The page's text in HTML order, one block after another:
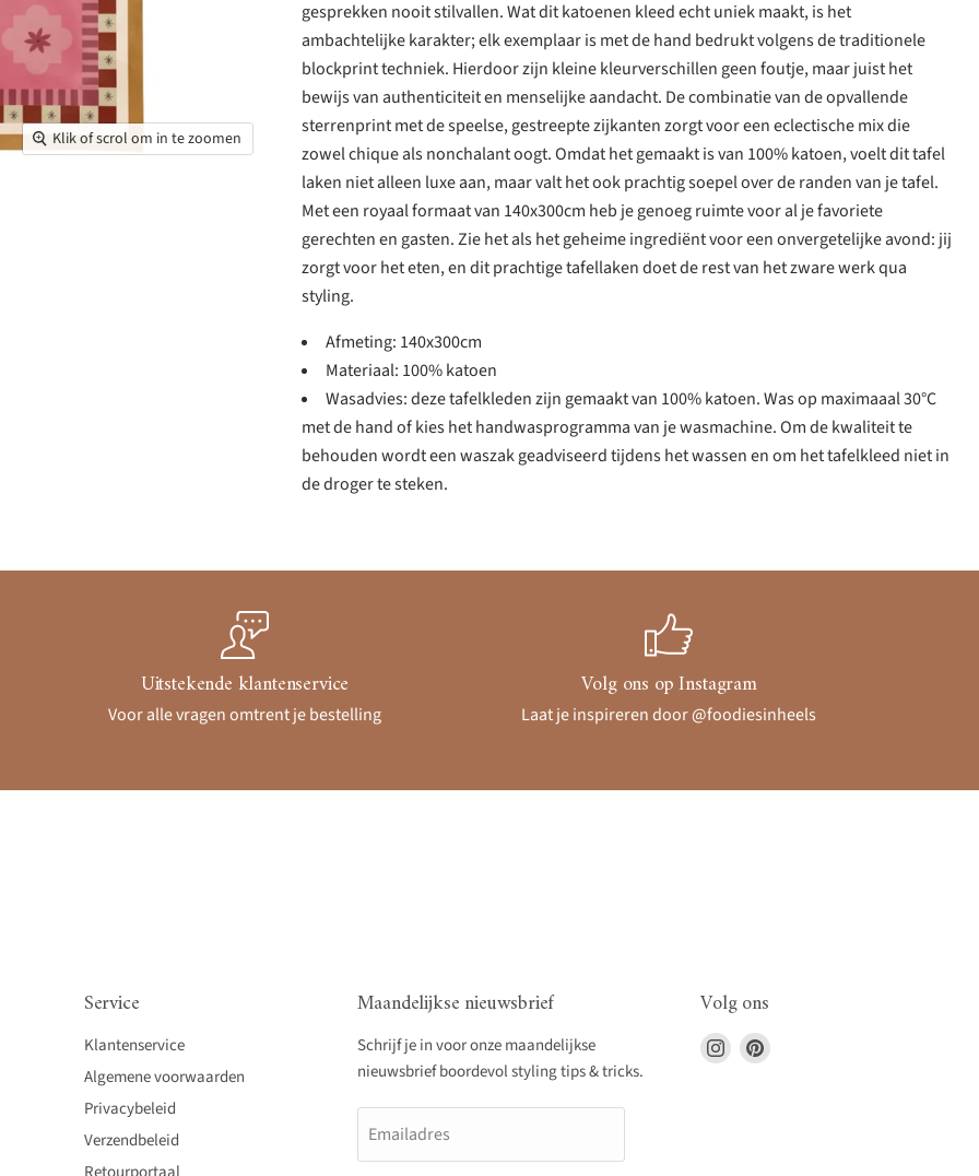
Klik of scrol om in te zoomen
gesprekken nooit stilvallen. Wat dit katoenen kleed echt uniek maakt, is het
ambachtelijke karakter; elk exemplaar is met de hand bedrukt volgens de traditionele
blockprint techniek. Hierdoor zijn kleine kleurverschillen geen foutje, maar juist het
bewijs van authenticiteit en menselijke aandacht. De combinatie van de opvallende
sterrenprint met de speelse, gestreepte zijkanten zorgt voor een eclectische mix die
zowel chique als nonchalant oogt. Omdat het gemaakt is van 100% katoen, voelt dit tafel
laken niet alleen luxe aan, maar valt het ook prachtig soepel over de randen van je tafel.
Met een royaal formaat van 140x300cm heb je genoeg ruimte voor al je favoriete
gerechten en gasten. Zie het als het geheime ingrediënt voor een onvergetelijke avond: jij
zorgt voor het eten, en dit prachtige tafellaken doet de rest van het zware werk qua
styling.
Afmeting: 140x300cm
Materiaal: 100% katoen
Wasadvies: deze tafelkleden zijn gemaakt van 100% katoen. Was op maximaaal 30°C
met de hand of kies het handwasprogramma van je wasmachine. Om de kwaliteit te
behouden wordt een waszak geadviseerd tijdens het wassen en om het tafelkleed niet in
de droger te steken.
Uitstekende klantenservice
Voor alle vragen omtrent je bestelling
Volg ons op Instagram
Laat je inspireren door @foodiesinheels
Service
Klantenservice
Algemene voorwaarden
Privacybeleid
Verzendbeleid
Maandelijkse nieuwsbrief
Schrijf je in voor onze maandelijkse
nieuwsbrief boordevol styling tips & tricks.
Emailadres
Volg ons
Vind
ons
Vind